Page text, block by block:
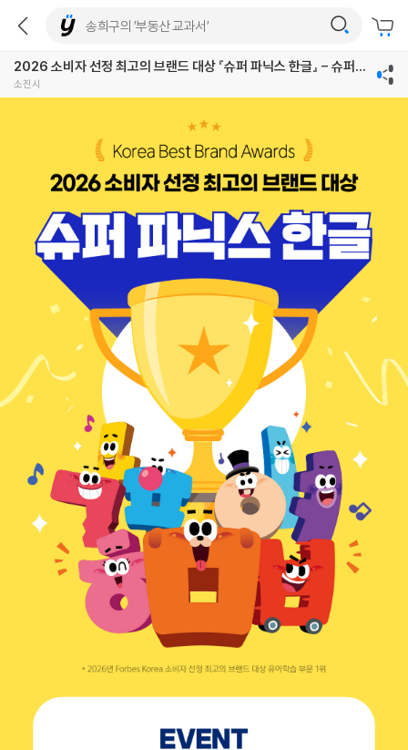
2026 소비자 선정 최고의 브랜드 대상 『슈퍼 파닉스 한글』 - 슈퍼파
닉스 메모리카드
소진시